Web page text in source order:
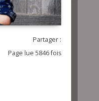
Partager :
Page lue 5846 fois